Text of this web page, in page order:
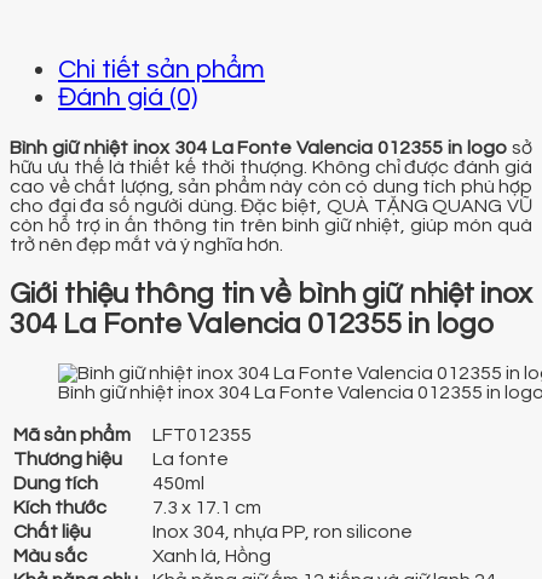
Chi tiết sản phẩm
Đánh giá (0)
Bình giữ nhiệt inox 304 La Fonte Valencia 012355 in logo sở
hữu ưu thế là thiết kế thời thượng. Không chỉ được đánh giá
cao về chất lượng, sản phẩm này còn có dung tích phù hợp
cho đại đa số người dùng. Đặc biệt, QUÀ TẶNG QUANG VŨ
còn hỗ trợ in ấn thông tin trên bình giữ nhiệt, giúp món quà
trở nên đẹp mắt và ý nghĩa hơn.
Giới thiệu thông tin về bình giữ nhiệt inox
304 La Fonte Valencia 012355 in logo
Bình giữ nhiệt inox 304 La Fonte Valencia 012355 in
Mã sản phẩm
LFT012355
Thương hiệu
La fonte
Dung tích
450ml
Kích thước
7.3 x 17.1 cm
Chất liệu
Inox 304, nhựa PP, ron silicone
Màu sắc
Xanh lá, Hồng